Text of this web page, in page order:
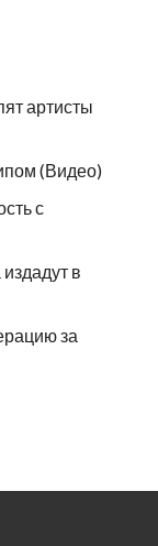
артисты
(Видео)
с
в
за